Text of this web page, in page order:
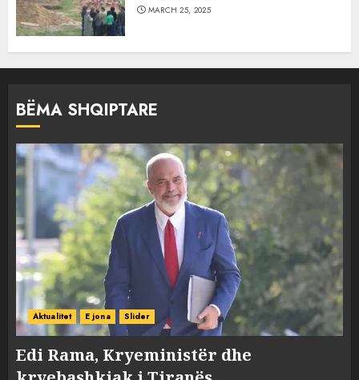
MARCH 25, 2025
BËMA SHQIPTARE
Aktualitet E jona Slider
Edi Rama, Kryeministër dhe